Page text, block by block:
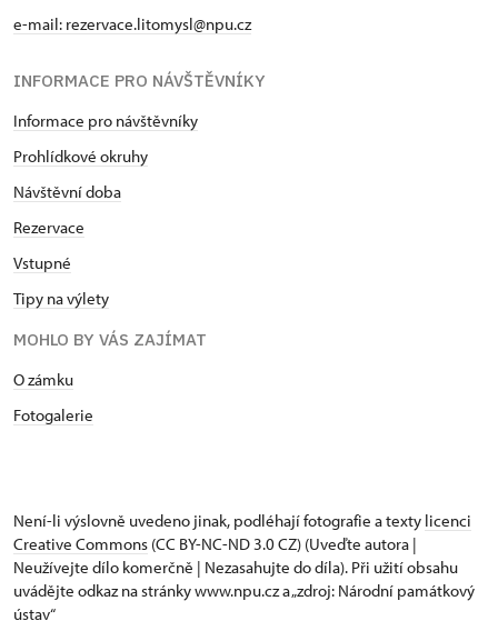
e-mail: rezervace.litomysl@npu.cz
INFORMACE PRO NÁVŠTĚVNÍKY
Informace pro návštěvníky
Prohlídkové okruhy
Návštěvní doba
Rezervace
Vstupné
Tipy na výlety
MOHLO BY VÁS ZAJÍMAT
O zámku
Fotogalerie
Není-li výslovně uvedeno jinak, podléhají fotografie a texty licenci
Creative Commons (CC BY-NC-ND 3.0 CZ) (Uveďte autora |
Neužívejte dílo komerčně | Nezasahujte do díla). Při užití obsahu
uvádějte odkaz na stránky www.npu.cz a „zdroj: Národní památkový
ústav“